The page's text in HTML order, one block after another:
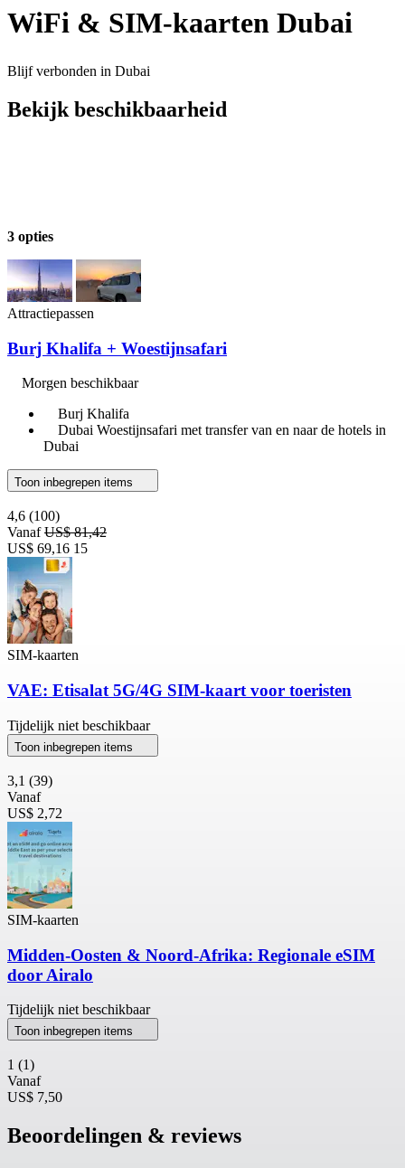
WiFi & SIM-kaarten Dubai
Blijf verbonden in Dubai
Bekijk beschikbaarheid
3 opties
Attractiepassen
Burj Khalifa + Woestijnsafari
Morgen beschikbaar
Burj Khalifa
Dubai Woestijnsafari met transfer van en naar de hotels in
Dubai
Toon inbegrepen items
4,6 (100)
VanafUS$ 81,42
US$ 69,16 15
SIM-kaarten
VAE: Etisalat 5G/4G SIM-kaart voor toeristen
Tijdelijk niet beschikbaar
Toon inbegrepen items
3,1 (39)
Vanaf
US$ 2,72
SIM-kaarten
Midden-Oosten & Noord-Afrika: Regionale eSIM
door Airalo
Tijdelijk niet beschikbaar
Toon inbegrepen items
1 (1)
Vanaf
US$ 7,50
Beoordelingen & reviews